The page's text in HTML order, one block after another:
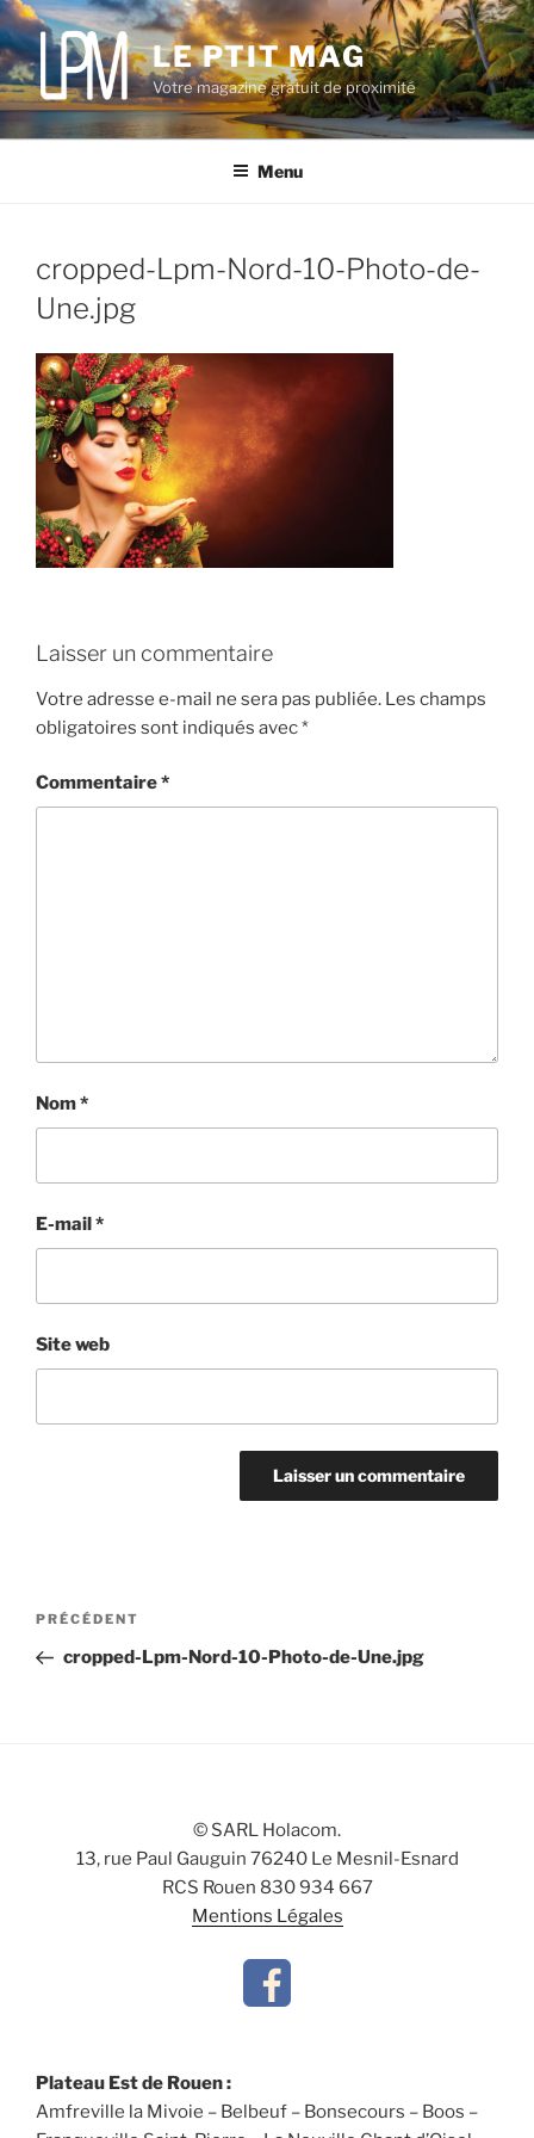
Aller
au
contenu
principal
LE PTIT MAG
Votre magazine gratuit de proximité
Menu
cropped-Lpm-Nord-10-Photo-de-
Une.jpg
Laisser un commentaire
Votre adresse e-mail ne sera pas publiée. Les champs
obligatoires sont indiqués avec*
Commentaire*
Nom*
E-mail*
Site web
Navigation
l’article
Article
précédent
PRÉCÉDENT
cropped-Lpm-Nord-10-Photo-de-Une.jpg
© SARL Holacom.
13, rue Paul Gauguin 76240 Le Mesnil-Esnard
RCS Rouen 830 934 667
Mentions Légales
Plateau Est de Rouen :
Amfreville la Mivoie – Belbeuf – Bonsecours – Boos –